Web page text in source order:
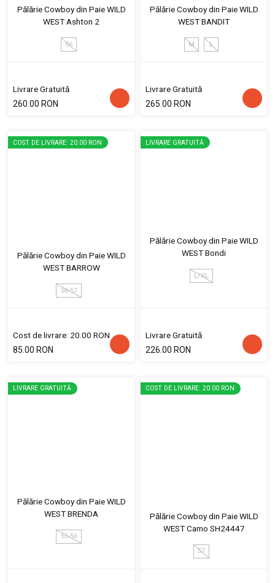
Pălărie Cowboy din Paie WILD
WEST Ashton 2
56
Livrare Gratuită
260.00 RON
Pălărie Cowboy din Paie WILD
WEST BANDIT
M L
Livrare Gratuită
265.00 RON
COST DE LIVRARE: 20.00 RON
Pălărie Cowboy din Paie WILD
WEST BARROW
56-57
Cost de livrare: 20.00 RON
85.00 RON
LIVRARE GRATUITĂ
Pălărie Cowboy din Paie WILD
WEST Bondi
L/XL
Livrare Gratuită
226.00 RON
LIVRARE GRATUITĂ
Pălărie Cowboy din Paie WILD
WEST BRENDA
55-56
COST DE LIVRARE: 20.00 RON
Pălărie Cowboy din Paie WILD
WEST Camo SH24447
57